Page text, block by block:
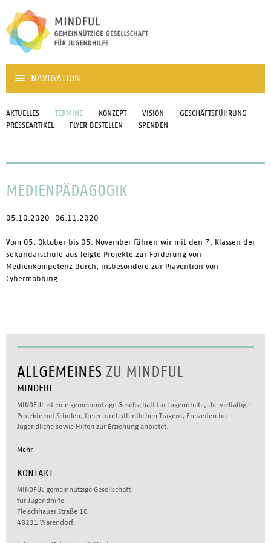
NAVIGATION
AKTUELLES TERMINE KONZEPT VISION
GESCHÄFTSFÜHRUNG
PRESSEARTIKEL
FLYER BESTELLEN SPENDEN
MEDIENPÄDAGOGIK
05.10.2020–06.11.2020
Vom 05. Oktober bis 05. November führen wir mit den 7. Klassen der
Sekundarschule aus Telgte Projekte zur Förderung von
Medienkompetenz durch, insbesondere zur Prävention von
Cybermobbing.
ALLGEMEINES ZU MINDFUL
MINDFUL
MINDFUL ist eine gemeinnützige Gesellschaft für Jugendhilfe, die vielfältige
Projekte mit Schulen, freien und öffentlichen Trägern, Freizeiten für
Jugendliche sowie Hilfen zur Erziehung anbietet.
Mehr
KONTAKT
MINDFUL gemeinnützige Gesellschaft
für Jugendhilfe
Fleischhauer Straße 10
48231 Warendorf.